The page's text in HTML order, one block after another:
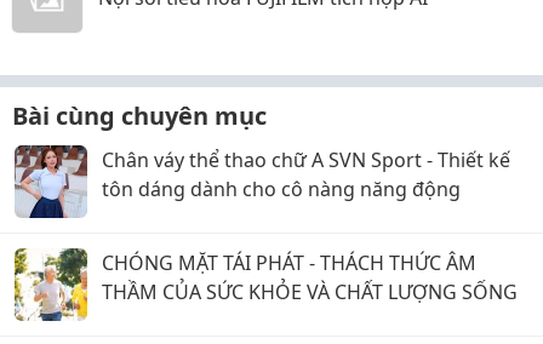
Bài cùng chuyên mục
Chân váy thể thao chữ A SVN Sport - Thiết kế
tôn dáng dành cho cô nàng năng động
CHÓNG MẶT TÁI PHÁT - THÁCH THỨC ÂM
THẦM CỦA SỨC KHỎE VÀ CHẤT LƯỢNG SỐNG